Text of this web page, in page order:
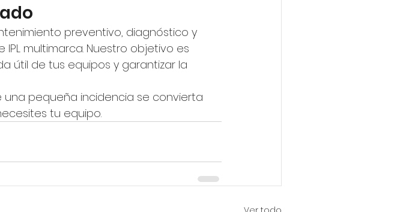
preventivo, diagnóstico y
multimarca. Nuestro objetivo es
útil de tus equipos y garantizar la
una pequeña incidencia se convierta
tu equipo.